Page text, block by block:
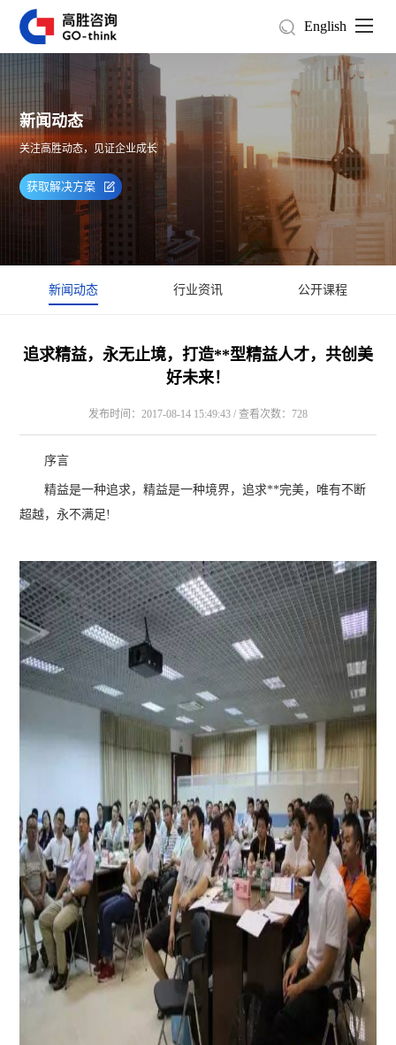
English
新闻动态
关注高胜动态，见证企业成长
获取解决方案
新闻动态 行业资讯 公开课程
追求精益，永无止境，打造**型精益人才，共创美
好未来！
发布时间：2017-08-14 15:49:43 / 查看次数：728
序言
精益是一种追求，精益是一种境界，追求**完美，唯有不断
超越，永不满足!